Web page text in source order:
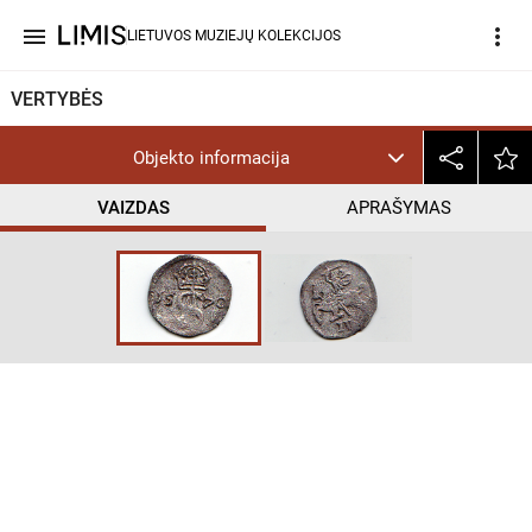
menu LIETUVOS MUZIEJŲ KOLEKCIJOS more_vert
VERTYBĖS
Objekto informacija
VAIZDAS APRAŠYMAS